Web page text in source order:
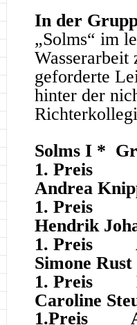
In der
„Solms“ im
Wasserarbeit
geforderte
hinter der
Solms I *
1.
Andrea
1. Preis
Hendrik
1. Preis
Simone Rust
1.
Caroline
1.Preis